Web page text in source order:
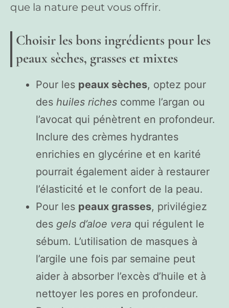
que la nature peut vous offrir.
Choisir les bons ingrédients pour les
peaux sèches, grasses et mixtes
Pour les peaux sèches, optez pour
des huiles riches comme l’argan ou
l’avocat qui pénètrent en profondeur.
Inclure des crèmes hydrantes
enrichies en glycérine et en karité
pourrait également aider à restaurer
l’élasticité et le confort de la peau.
Pour les peaux grasses, privilégiez
des gels d’aloe vera qui régulent le
sébum. L’utilisation de masques à
l’argile une fois par semaine peut
aider à absorber l’excès d’huile et à
nettoyer les pores en profondeur.